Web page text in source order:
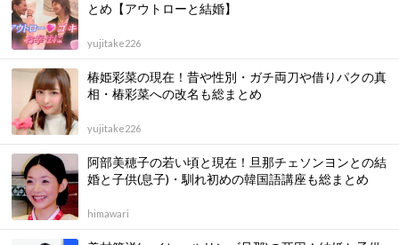
とめ【アウトローと結婚】
yujitake226
椿姫彩菜の現在！昔や性別・ガチ両刀や借りパクの真
相・椿彩菜への改名も総まとめ
yujitake226
阿部美穂子の若い頃と現在！旦那チェソンヨンとの結
婚と子供(息子)・馴れ初めの韓国語講座も総まとめ
himawari